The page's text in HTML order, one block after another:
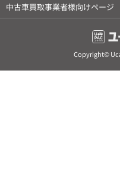
中古車買取事業者様向けページ
Copyright©